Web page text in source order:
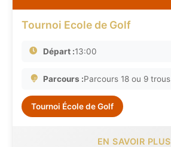
Tournoi Ecole de Golf
Départ :13:00
Parcours :Parcours 18 ou 9 trous
Tournoi École de Golf
EN SAVOIR PLUS